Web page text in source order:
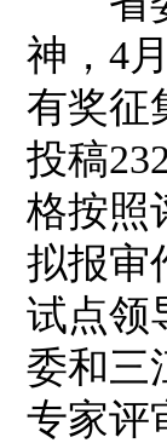
神，4
有奖征
投稿
格按照
拟报审
试点领
委和三
专家评